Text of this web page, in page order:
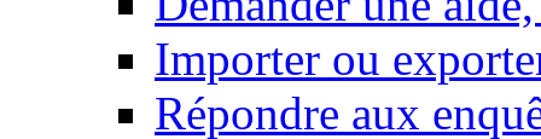
Importer ou
Répondre aux